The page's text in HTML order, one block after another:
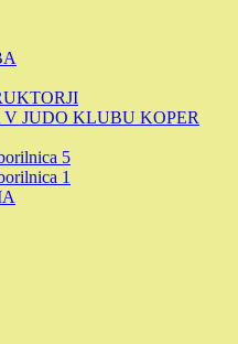
JUDO KLUBU KOPER
5
1